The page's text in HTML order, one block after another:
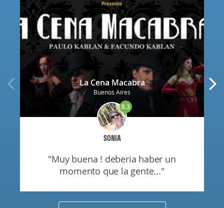
La Cena Macabra
Buenos Aires
SONIA
8.3
"muy buena ! deberia haber un
momento que la gente..."